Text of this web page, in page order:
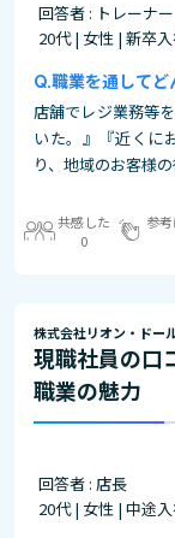
回答者 : トレーナー
20代 | 女性 | 新卒
職業を通してど
店舗でレジ業務等
いた。』『近くに
り、地域のお客様
共感した
0
参
株式会社リオン・ドー
現職社員の口
職業の魅力
回答者 : 店長
20代 | 女性 | 中途